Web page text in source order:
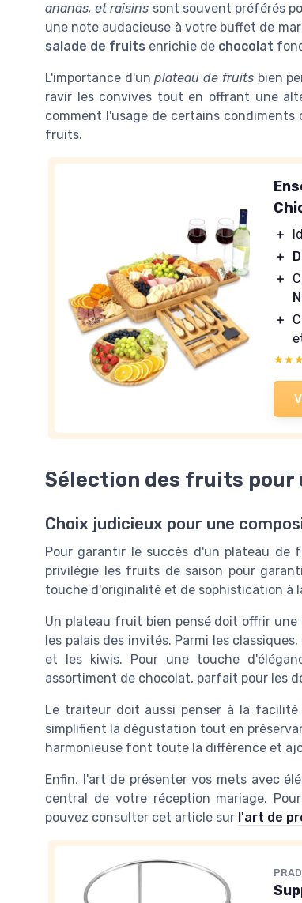
ananas, et raisins sont souvent préférés
une note audacieuse à votre buffet de
salade de fruits enrichie de chocolat
L'importance d'unplateau de fruitsbien
ravir les convives tout en offrant une
comment l'usage de certains condiments
fruits.
＋
＋
＋
＋
Sélection des fruits pour
Choix judicieux pour une
Pour garantir le succès d'un plateau de
privilégie les fruits de saison pour
touche d'originalité et de sophistication à
Un plateau fruit bien pensé doit offrir
les palais des invités. Parmi les
et les kiwis. Pour une touche
assortiment de chocolat, parfait pour les
Le traiteur doit aussi penser à la
simplifient la dégustation tout en
harmonieuse font toute la différence et
Enfin, l'art de présenter vos mets avec
central de votre réception mariage.
pouvez consulter cet article sur l'art de